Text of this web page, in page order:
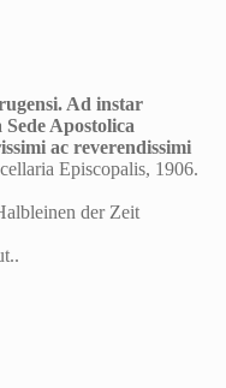
Ad instar
Apostolica
ac reverendissimi
Episcopalis, 1906.
der Zeit